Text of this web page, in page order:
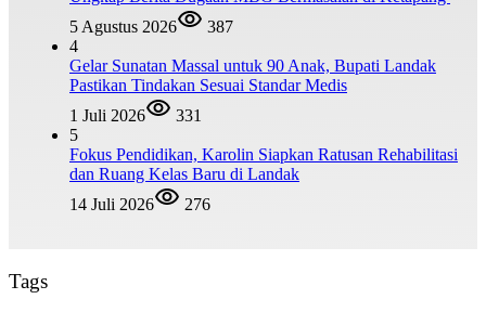
5 Agustus 2026
387
4
Gelar Sunatan Massal untuk 90 Anak, Bupati Landak
Pastikan Tindakan Sesuai Standar Medis
1 Juli 2026
331
5
Fokus Pendidikan, Karolin Siapkan Ratusan Rehabilitasi
dan Ruang Kelas Baru di Landak
14 Juli 2026
276
Tags